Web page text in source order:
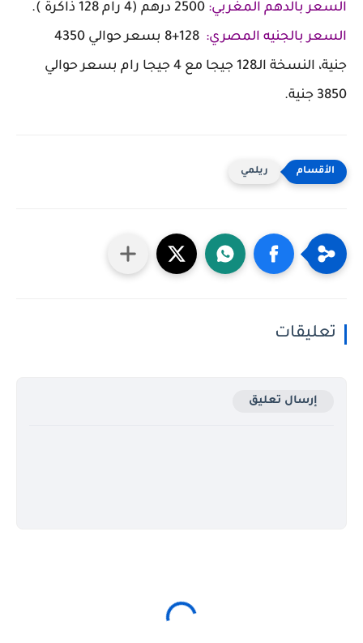
السعر بالدهم المغربي:
السعر بالجنيه المصري:
128+8 بسعر حوالي 4350
جنية، النسخة الـ128 جيجا مع 4 جيجا رام بسعر حوالي
3850 جنية.
ريلمي
تعليقات
إرسال تعليق